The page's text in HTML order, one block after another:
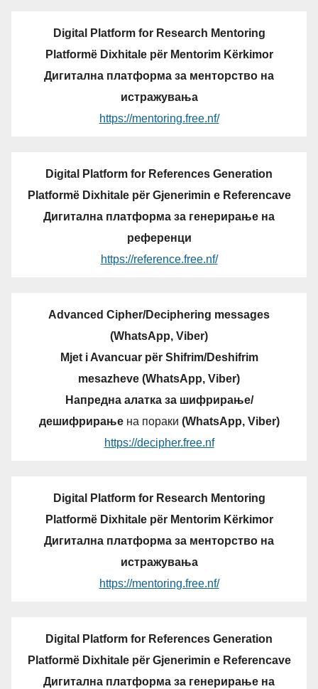
Digital Platform for Research Mentoring
Platformë Dixhitale për Mentorim Kërkimor
Дигитална платформа за менторство на
истражувања
https://mentoring.free.nf/
Digital Platform for References Generation
Platformë Dixhitale për Gjenerimin e Referencave
Дигитална платформа за генерирање на
референци
https://reference.free.nf/
Advanced Cipher/Deciphering messages
(WhatsApp, Viber)
Mjet i Avancuar për Shifrim/Deshifrim
mesazheve (WhatsApp, Viber)
Напредна алатка за шифрирање/
дешифрирањена пораки (WhatsApp, Viber)
https://decipher.free.nf
Digital Platform for Research Mentoring
Platformë Dixhitale për Mentorim Kërkimor
Дигитална платформа за менторство на
истражувања
https://mentoring.free.nf/
Digital Platform for References Generation
Platformë Dixhitale për Gjenerimin e Referencave
Дигитална платформа за генерирање на